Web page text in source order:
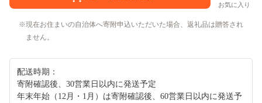
お気に入り
現在お住まいの自治体へ寄附申込いただいた場合、返礼品は贈答され
ません。
配送時期：
寄附確認後、30営業日以内に発送予定
年末年始（12月・1月）は寄附確認後、60営業日以内に発送予